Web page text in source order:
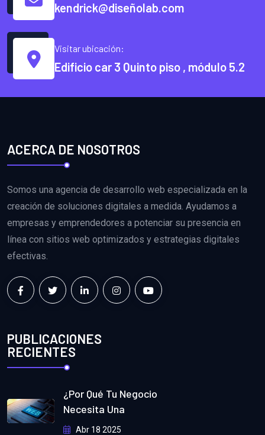
kendrick@diseñolab.com
Visitar ubicación:
Edificio car 3 Quinto piso , módulo 5.2
ACERCA DE NOSOTROS
Somos una agencia de desarrollo web especializada en la
creación de soluciones digitales a medida. Ayudamos a
empresas y emprendedores a potenciar su presencia en
línea con sitios web optimizados y estrategias digitales
efectivas.
PUBLICACIONES
RECIENTES
¿Por Qué Tu Negocio
Necesita Una
Abr 18 2025